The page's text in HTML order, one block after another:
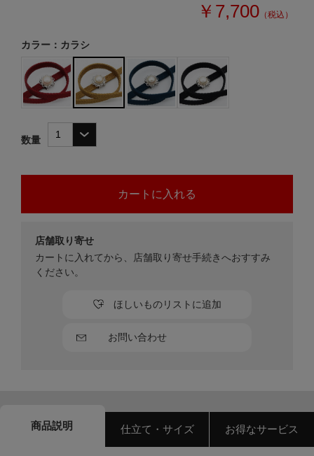
￥7,700 （税込）
カラー：カラシ
数量
お問い合わせ
ほしいものリストに追加
店舗取り寄せ
カートに入れてから、店舗取り寄せ手続きへおすすみ
ください。
商品説明 仕立て・サイズ お得なサービス